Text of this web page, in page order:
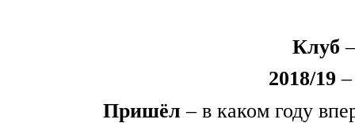
Клуб
2018/19 –
Пришёл – в каком году